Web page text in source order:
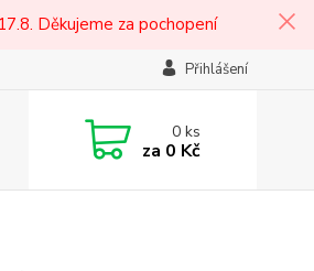
Děkujeme za pochopení
Přihlášení
0ks
za 0 Kč